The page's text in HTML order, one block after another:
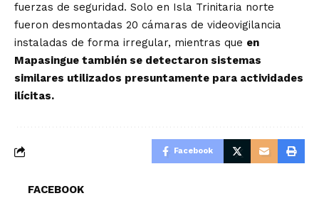
fuerzas de seguridad. Solo en Isla Trinitaria norte
fueron desmontadas 20 cámaras de videovigilancia
instaladas de forma irregular, mientras que en
Mapasingue también se detectaron sistemas
similares utilizados presuntamente para actividades
ilícitas.
Facebook
FACEBOOK